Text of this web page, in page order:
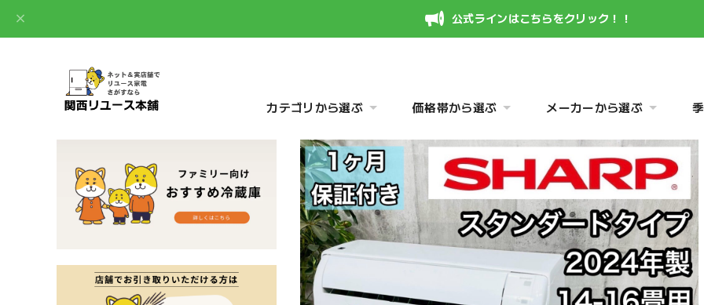
公式ラインはこちらをクリック！！
カテゴリから選ぶ 価格帯から選ぶ メーカーから選ぶ